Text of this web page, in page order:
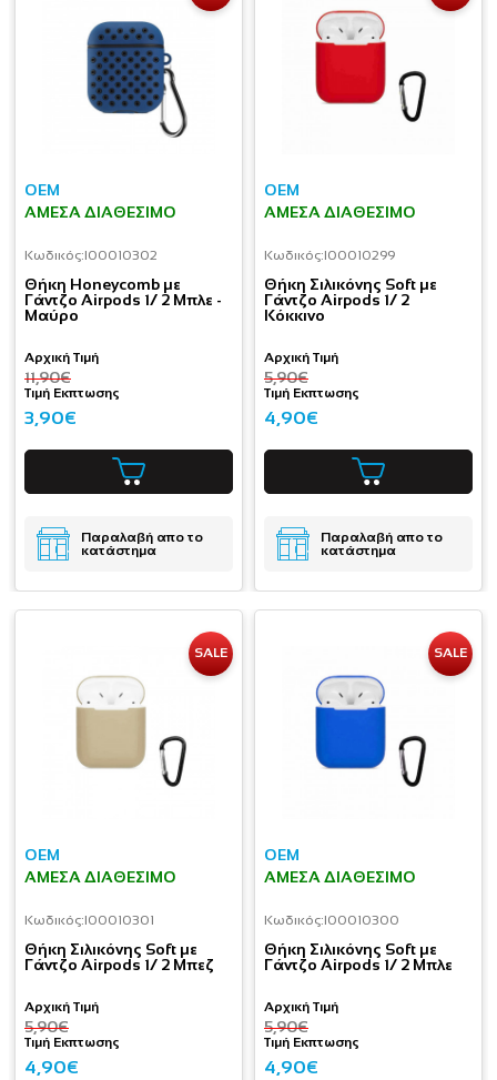
OEM
ΆΜΕΣΑ ΔΙΑΘΈΣΙΜΟ
Κωδικός:I00010302
Θήκη Honeycomb με
Γάντζο Airpods 1/ 2 Μπλε -
Μαύρο
Αρχική Τιμή
11,90€
Τιμή Εκπτωσης
3,90€
Παραλαβή απο το
κατάστημα
OEM
ΆΜΕΣΑ ΔΙΑΘΈΣΙΜΟ
Κωδικός:I00010299
Θήκη Σιλικόνης Soft με
Γάντζο Airpods 1/ 2
Κόκκινο
Αρχική Τιμή
5,90€
Τιμή Εκπτωσης
4,90€
Παραλαβή απο το
κατάστημα
SALE
OEM
ΆΜΕΣΑ ΔΙΑΘΈΣΙΜΟ
Κωδικός:I00010301
Θήκη Σιλικόνης Soft με
Γάντζο Airpods 1/ 2 Μπεζ
Αρχική Τιμή
5,90€
Τιμή Εκπτωσης
4,90€
SALE
OEM
ΆΜΕΣΑ ΔΙΑΘΈΣΙΜΟ
Κωδικός:I00010300
Θήκη Σιλικόνης Soft με
Γάντζο Airpods 1/ 2 Μπλε
Αρχική Τιμή
5,90€
Τιμή Εκπτωσης
4,90€